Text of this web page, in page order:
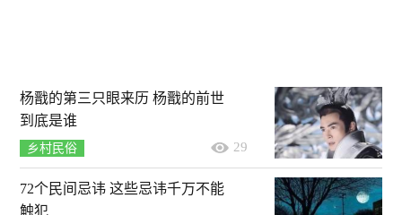
杨戬的第三只眼来历 杨戬的前世
到底是谁
乡村民俗 29
72个民间忌讳 这些忌讳千万不能
触犯